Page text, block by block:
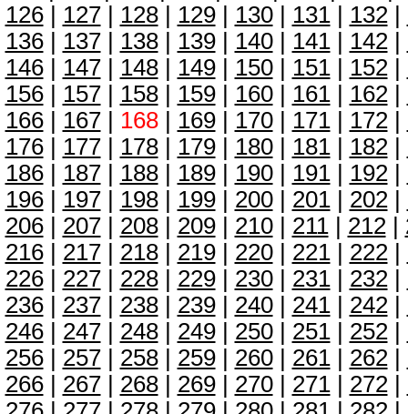
126| 127| 128| 129| 130| 131| 132|
136| 137| 138| 139| 140| 141| 142|
146| 147| 148| 149| 150| 151| 152|
156| 157| 158| 159| 160| 161| 162|
166| 167| 168| 169| 170| 171| 172|
176| 177| 178| 179| 180| 181| 182|
186| 187| 188| 189| 190| 191| 192|
196| 197| 198| 199| 200| 201| 202|
206| 207| 208| 209| 210| 211| 212|
216| 217| 218| 219| 220| 221| 222|
226| 227| 228| 229| 230| 231| 232|
236| 237| 238| 239| 240| 241| 242|
246| 247| 248| 249| 250| 251| 252|
256| 257| 258| 259| 260| 261| 262|
266| 267| 268| 269| 270| 271| 272|